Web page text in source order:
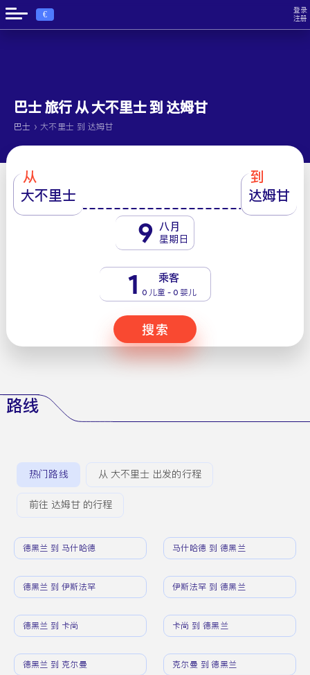
€
登录
注册
巴士 旅行 从 大不里士 到 达姆甘
巴士 › 大不里士 到 达姆甘
从
大不里士
到
达姆甘
9 八月
星期日
1 乘客
0 儿童 - 0 婴儿
搜索
路线
热门路线 从 大不里士 出发的行程
前往 达姆甘 的行程
德黑兰 到 马什哈德 马什哈德 到 德黑兰
德黑兰 到 伊斯法罕 伊斯法罕 到 德黑兰
德黑兰 到 卡尚 卡尚 到 德黑兰
德黑兰 到 克尔曼 克尔曼 到 德黑兰